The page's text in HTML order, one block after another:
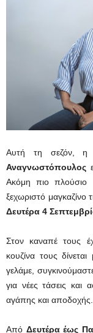
Αυτή τη σεζόν, η
Αναγνωστόπουλος
Ακόμη πιο πλούσιο
ξεχωριστό μαγκαζίνο
Δευτέρα 4
Στον καναπέ τους
κουζίνα τους
γελάμε,
για νέες τάσεις
αγάπης και αποδοχής.
Από Δευτέρα έως